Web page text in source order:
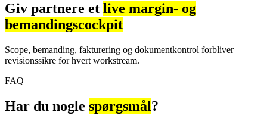
Giv partnere et live margin- og
bemandingscockpit
Scope, bemanding, fakturering og dokumentkontrol forbliver
revisionssikre for hvert workstream.
FAQ
Har du nogle spørgsmål?